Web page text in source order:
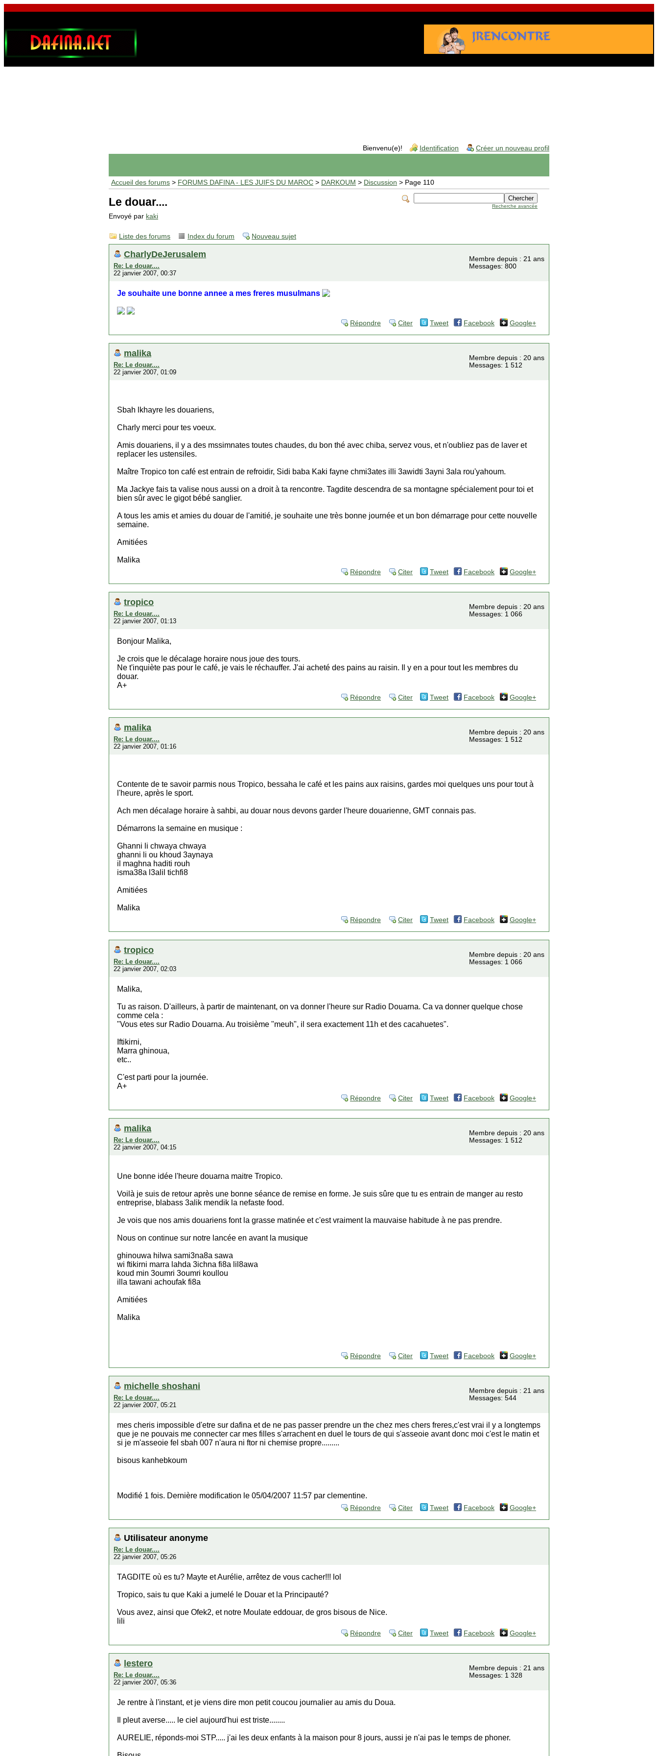
Bienvenu(e)! Identification Créer un nouveau profil
Accueil des forums > FORUMS DAFINA - LES JUIFS DU MAROC > DARKOUM > Discussion > Page 110
Recherche avancée
Le douar....
Envoyé par kaki
Liste des forums Index du forum Nouveau sujet
CharlyDeJerusalem
Re: Le douar....
22 janvier 2007, 00:37
Membre depuis : 21 ans
Messages: 800
Je souhaite une bonne annee a mes freres musulmans
Répondre Citer Tweet Facebook Google+
malika
Re: Le douar....
22 janvier 2007, 01:09
Membre depuis : 20 ans
Messages: 1 512
Sbah lkhayre les douariens,
Charly merci pour tes voeux.
Amis douariens, il y a des mssimnates toutes chaudes, du bon thé avec chiba, servez vous, et n'oubliez pas de laver et
replacer les ustensiles.
Maître Tropico ton café est entrain de refroidir, Sidi baba Kaki fayne chmi3ates illi 3awidti 3ayni 3ala rou'yahoum.
Ma Jackye fais ta valise nous aussi on a droit à ta rencontre. Tagdite descendra de sa montagne spécialement pour toi et
bien sûr avec le gigot bébé sanglier.
A tous les amis et amies du douar de l'amitié, je souhaite une très bonne journée et un bon démarrage pour cette nouvelle
semaine.
Amitiées
Malika
Répondre Citer Tweet Facebook Google+
tropico
Re: Le douar....
22 janvier 2007, 01:13
Membre depuis : 20 ans
Messages: 1 066
Bonjour Malika,
Je crois que le décalage horaire nous joue des tours.
Ne t'inquiète pas pour le café, je vais le réchauffer. J'ai acheté des pains au raisin. Il y en a pour tout les membres du
douar.
A+
Répondre Citer Tweet Facebook Google+
malika
Re: Le douar....
22 janvier 2007, 01:16
Membre depuis : 20 ans
Messages: 1 512
Contente de te savoir parmis nous Tropico, bessaha le café et les pains aux raisins, gardes moi quelques uns pour tout à
l'heure, après le sport.
Ach men décalage horaire à sahbi, au douar nous devons garder l'heure douarienne, GMT connais pas.
Démarrons la semaine en musique :
Ghanni li chwaya chwaya
ghanni li ou khoud 3aynaya
il maghna haditi rouh
isma38a l3alil tichfi8
Amitiées
Malika
Répondre Citer Tweet Facebook Google+
tropico
Re: Le douar....
22 janvier 2007, 02:03
Membre depuis : 20 ans
Messages: 1 066
Malika,
Tu as raison. D'ailleurs, à partir de maintenant, on va donner l'heure sur Radio Douarna. Ca va donner quelque chose
comme cela :
"Vous etes sur Radio Douarna. Au troisième "meuh", il sera exactement 11h et des cacahuetes".
Iftikirni,
Marra ghinoua,
etc..
C'est parti pour la journée.
A+
Répondre Citer Tweet Facebook Google+
malika
Re: Le douar....
22 janvier 2007, 04:15
Membre depuis : 20 ans
Messages: 1 512
Une bonne idée l'heure douarna maitre Tropico.
Voilà je suis de retour après une bonne séance de remise en forme. Je suis sûre que tu es entrain de manger au resto
entreprise, blabass 3alik mendik la nefaste food.
Je vois que nos amis douariens font la grasse matinée et c'est vraiment la mauvaise habitude à ne pas prendre.
Nous on continue sur notre lancée en avant la musique
ghinouwa hilwa sami3na8a sawa
wi ftikirni marra lahda 3ichna fi8a lil8awa
koud min 3oumri 3oumri koullou
illa tawani achoufak fi8a
Amitiées
Malika
Répondre Citer Tweet Facebook Google+
michelle shoshani
Re: Le douar....
22 janvier 2007, 05:21
Membre depuis : 21 ans
Messages: 544
mes cheris impossible d'etre sur dafina et de ne pas passer prendre un the chez mes chers freres,c'est vrai il y a longtemps
que je ne pouvais me connecter car mes filles s'arrachent en duel le tours de qui s'asseoie avant donc moi c'est le matin et
si je m'asseoie fel sbah 007 n'aura ni ftor ni chemise propre.........
bisous kanhebkoum
Modifié 1 fois. Dernière modification le 05/04/2007 11:57 par clementine.
Répondre Citer Tweet Facebook Google+
Utilisateur anonyme
Re: Le douar....
22 janvier 2007, 05:26
TAGDITE où es tu? Mayte et Aurélie, arrêtez de vous cacher!!! lol
Tropico, sais tu que Kaki a jumelé le Douar et la Principauté?
Vous avez, ainsi que Ofek2, et notre Moulate eddouar, de gros bisous de Nice.
lili
Répondre Citer Tweet Facebook Google+
lestero
Re: Le douar....
22 janvier 2007, 05:36
Membre depuis : 21 ans
Messages: 1 328
Je rentre à l'instant, et je viens dire mon petit coucou journalier au amis du Doua.
Il pleut averse..... le ciel aujourd'hui est triste........
AURELIE, réponds-moi STP..... j'ai les deux enfants à la maison pour 8 jours, aussi je n'ai pas le temps de phoner.